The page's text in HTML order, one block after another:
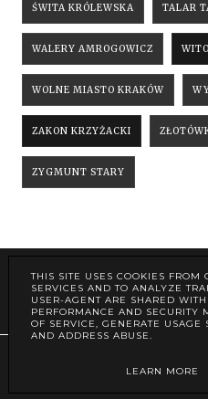
ŚWITA KRÓLEWSKA TALAR
WALERY AMROGOWICZ
WOLNE MIASTO KRAKÓW
ZAKON KRZYŻACKI
ZYGMUNT STARY
O
BLOG DESIGN:
THIS SITE USES COOKIES FROM
SERVICES AND TO ANALYZE
USER-AGENT ARE SHARED
PERFORMANCE AND SECURITY
OF SERVICE, GENERATE USAGE
AND ADDRESS ABUSE.
LEARN MORE